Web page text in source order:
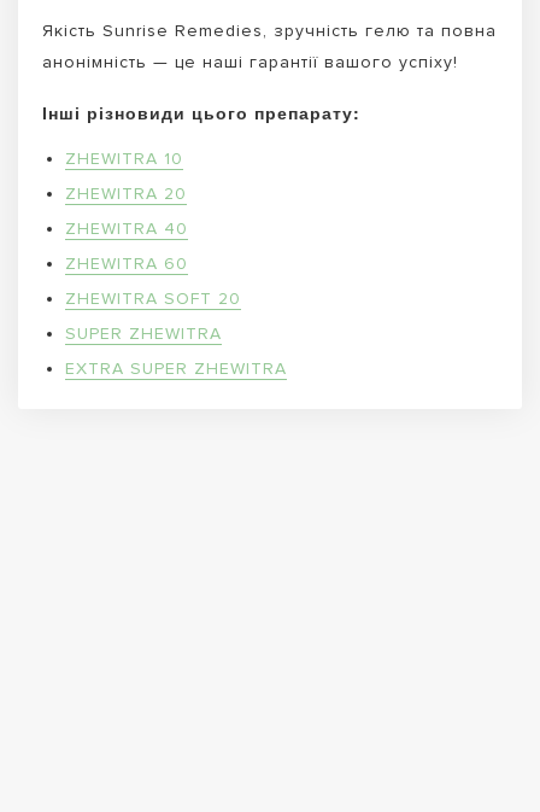
Якість Sunrise Remedies, зручність гелю та повна
анонімність — це наші гарантії вашого успіху!
Інші різновиди цього препарату:
ZHEWITRA 10
ZHEWITRA 20
ZHEWITRA 40
ZHEWITRA 60
ZHEWITRA SOFT 20
SUPER ZHEWITRA
EXTRA SUPER ZHEWITRA